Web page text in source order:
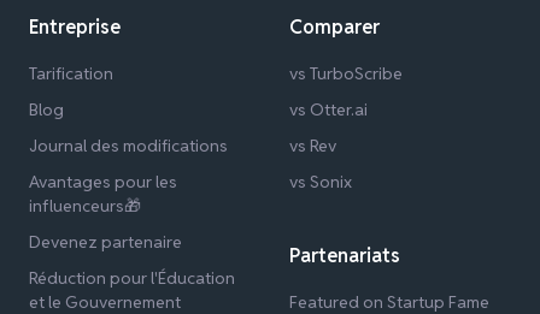
Entreprise
Tarification
Blog
Journal des modifications
Avantages pour les
influenceurs🎁
Devenez partenaire
Réduction pour l'Éducation
et le Gouvernement
Comparer
vs TurboScribe
vs Otter.ai
vs Rev
vs Sonix
Partenariats
Featured on Startup Fame